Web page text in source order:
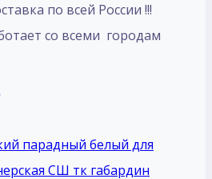
по всей России !!!
со всеми городам